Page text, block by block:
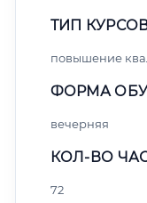
ТИП
повышение
ФОРМА
вечерняя
КОЛ-ВО
72